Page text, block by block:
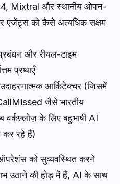
Mixtral और स्थानीय ओपन-
एजेंट्स को कैसे अत्यधिक सक्षम
और रीयल-टाइम
प्रथाएँ
आर्किटेक्चर (जिसमें
जैसे भारतीय
वर्कफ़्लोज़ के लिए बहुभाषी AI
रहे हैं)
को सुव्यवस्थित करने
उठाने की होड़ में हैं, AI के साथ